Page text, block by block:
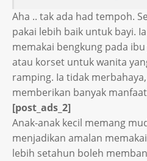
Aha .. tak ada had tempoh.
pakai lebih baik untuk bayi.
memakai bengkung pada
atau korset untuk wanita
ramping. Ia tidak
memberikan banyak
[post_ads_2]
Anak-anak kecil memang
menjadikan amalan
lebih setahun boleh